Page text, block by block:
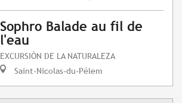
Sophro Balade au fil de
l'eau
EXCURSIÓN DE LA NATURALEZA
Saint-Nicolas-du-Pélem